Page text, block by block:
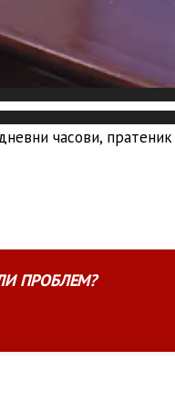
часови,
ПРОБЛЕМ?